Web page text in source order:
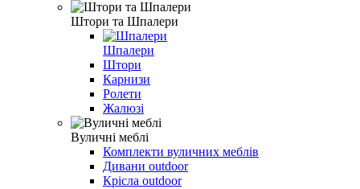
Штори та Шпалери
Шпалери
Штори
Карнизи
Ролети
Жалюзі
Вуличні меблі
Комплекти вуличних меблів
Дивани outdoor
Крісла outdoor